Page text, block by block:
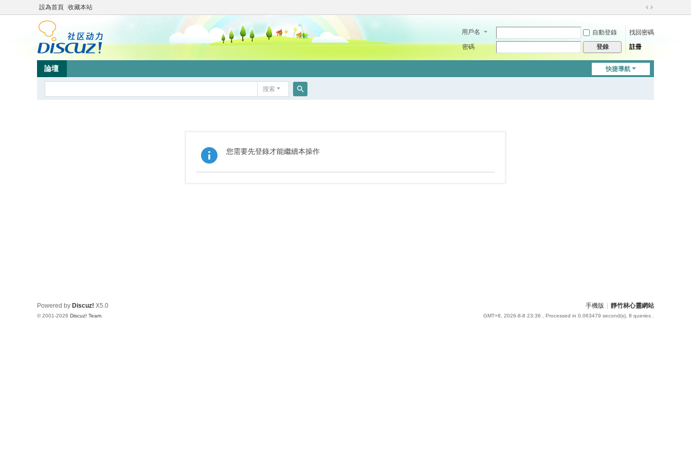
設為首頁 收藏本站
切
到
用戶名 自動登錄
找回密碼
密碼
登錄 註冊
快捷導航
論壇
搜索
您需要先登錄才能繼續本操作
手機版 靜竹林心靈網站
GMT+8, 2026-8-8 23:36 , Processed in 0.063479 second(s), 8 queries .
Powered by Discuz! X5.0
© 2001-2026 Discuz! Team